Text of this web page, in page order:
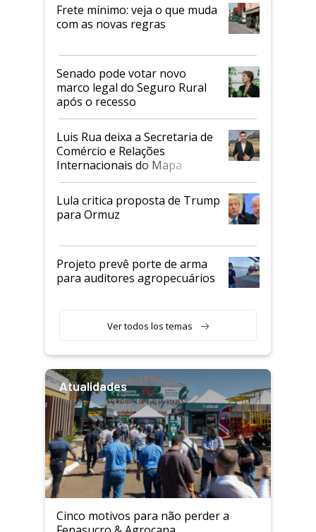
Frete mínimo: veja o que muda
com as novas regras
Senado pode votar novo
marco legal do Seguro Rural
após o recesso
Luis Rua deixa a Secretaria de
Comércio e Relações
Internacionais do Mapa
Lula critica proposta de Trump
para Ormuz
Projeto prevê porte de arma
para auditores agropecuários
Ver todos los temas
Atualidades
Cinco motivos para não perder a